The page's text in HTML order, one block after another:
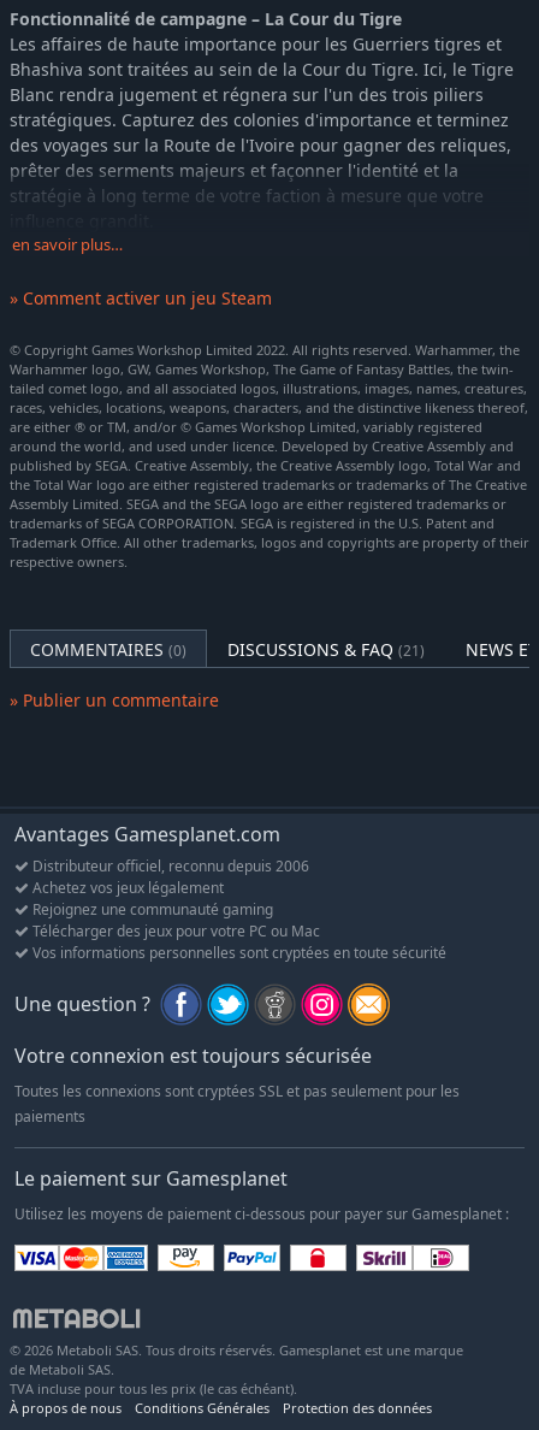
Fonctionnalité de campagne – La Cour du Tigre
Les affaires de haute importance pour les Guerriers tigres et
Bhashiva sont traitées au sein de la Cour du Tigre. Ici, le Tigre
Blanc rendra jugement et régnera sur l'un des trois piliers
stratégiques. Capturez des colonies d'importance et terminez
des voyages sur la Route de l'Ivoire pour gagner des reliques,
prêter des serments majeurs et façonner l'identité et la
stratégie à long terme de votre faction à mesure que votre
Bhashiva et les Guerriers tigres se battent comme une meute
agressive, se reposant sur la vitesse, l'agilité et la furtivité. Ils
récompensent les joueurs qui pensent comme des prédateurs ;
traquant leurs proies sur le champ de bataille avant de les
frapper avec violence et précision.
Nouvelles unités :
Seigneur légendaire : Bhashiva la Tigresse du désert, le
Tigre Blanc de Shang-Yang
Seigneur : Guerrier tigre sawai
Héros : Prêche-Griffe (Bêtes, Vie et Ombres)
Unité : Traqueurs Guerriers tigres (Disques de lancer)
Unité : Guerriers tigres de la Griffe de Fer (Guandao)
en savoir plus…
» Comment activer un jeu Steam
© Copyright Games Workshop Limited 2022. All rights reserved. Warhammer, the
Warhammer logo, GW, Games Workshop, The Game of Fantasy Battles, the twin-
tailed comet logo, and all associated logos, illustrations, images, names, creatures,
races, vehicles, locations, weapons, characters, and the distinctive likeness thereof,
are either ® or TM, and/or © Games Workshop Limited, variably registered
around the world, and used under licence. Developed by Creative Assembly and
published by SEGA. Creative Assembly, the Creative Assembly logo, Total War and
the Total War logo are either registered trademarks or trademarks of The Creative
Assembly Limited. SEGA and the SEGA logo are either registered trademarks or
trademarks of SEGA CORPORATION. SEGA is registered in the U.S. Patent and
Trademark Office. All other trademarks, logos and copyrights are property of their
respective owners.
COMMENTAIRES (0) DISCUSSIONS & FAQ (21) NEWS
» Publier un commentaire
Avantages Gamesplanet.com
Distributeur officiel, reconnu depuis 2006
Achetez vos jeux légalement
Rejoignez une communauté gaming
Télécharger des jeux pour votre PC ou Mac
Vos informations personnelles sont cryptées en toute sécurité
Une question ?
Votre connexion est toujours sécurisée
Toutes les connexions sont cryptées SSL et pas seulement pour les
paiements
Le paiement sur Gamesplanet
Utilisez les moyens de paiement ci-dessous pour payer sur Gamesplanet :
© 2026 Metaboli SAS. Tous droits réservés. Gamesplanet est une marque
de Metaboli SAS.
TVA incluse pour tous les prix (le cas échéant).
À propos de nous
Conditions Générales Protection des données